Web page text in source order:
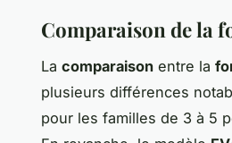
Comparaison de la
La comparaison entre la
plusieurs différences
pour les familles de 3 à 5